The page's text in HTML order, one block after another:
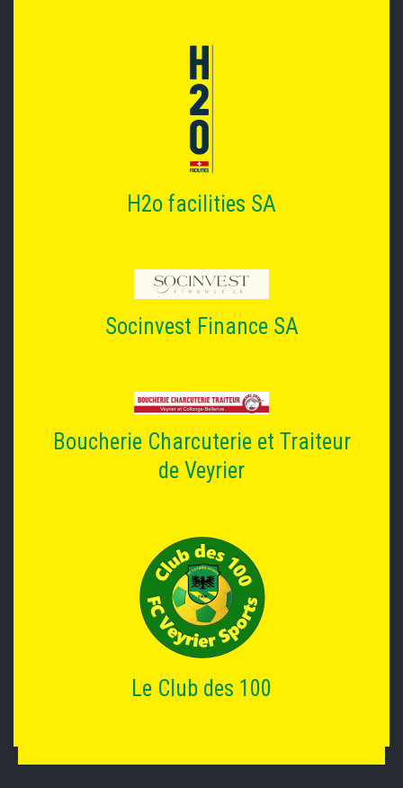
H2o facilities SA
Socinvest Finance SA
Boucherie Charcuterie et Traiteur
de Veyrier
Le Club des 100